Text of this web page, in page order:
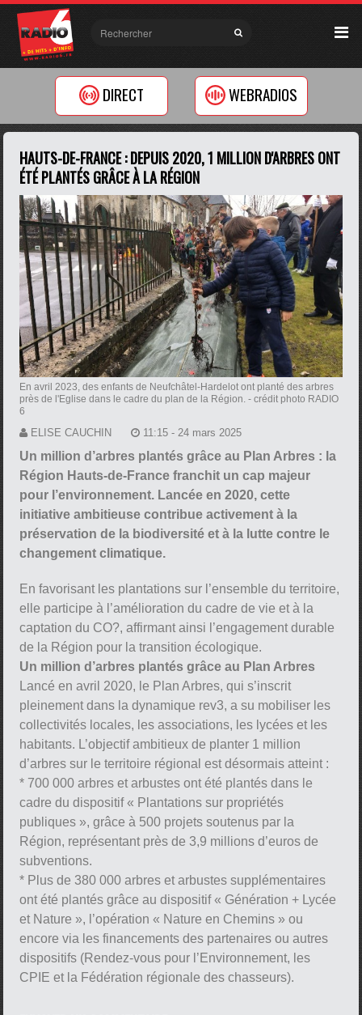
DIRECT WEBRADIOS
HAUTS-DE-FRANCE : DEPUIS 2020, 1 MILLION D'ARBRES ONT
ÉTÉ PLANTÉS GRÂCE À LA RÉGION
En avril 2023, des enfants de Neufchâtel-Hardelot ont planté des arbres
près de l'Eglise dans le cadre du plan de la Région.- crédit photo RADIO
6
ELISE CAUCHIN 11:15 - 24 mars 2025
Un million d’arbres plantés grâce au Plan Arbres : la
Région Hauts-de-France franchit un cap majeur
pour l’environnement. Lancée en 2020, cette
initiative ambitieuse contribue activement à la
préservation de la biodiversité et à la lutte contre le
changement climatique.
En favorisant les plantations sur l’ensemble du territoire,
elle participe à l’amélioration du cadre de vie et à la
captation du CO?, affirmant ainsi l’engagement durable
de la Région pour la transition écologique.
Un million d’arbres plantés grâce au Plan Arbres
Lancé en avril 2020, le Plan Arbres, qui s’inscrit
pleinement dans la dynamique rev3, a su mobiliser les
collectivités locales, les associations, les lycées et les
habitants. L’objectif ambitieux de planter 1 million
d’arbres sur le territoire régional est désormais atteint :
* 700 000 arbres et arbustes ont été plantés dans le
cadre du dispositif « Plantations sur propriétés
publiques », grâce à 500 projets soutenus par la
Région, représentant près de 3,9 millions d’euros de
subventions.
* Plus de 380 000 arbres et arbustes supplémentaires
ont été plantés grâce au dispositif « Génération + Lycée
et Nature », l’opération « Nature en Chemins » ou
encore via les financements des partenaires ou autres
dispositifs (Rendez-vous pour l’Environnement, les
CPIE et la Fédération régionale des chasseurs).